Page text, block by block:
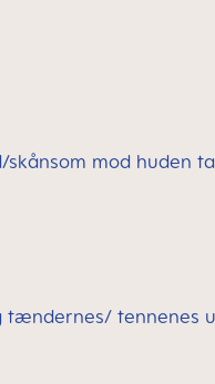
skånsom mod
tennenes